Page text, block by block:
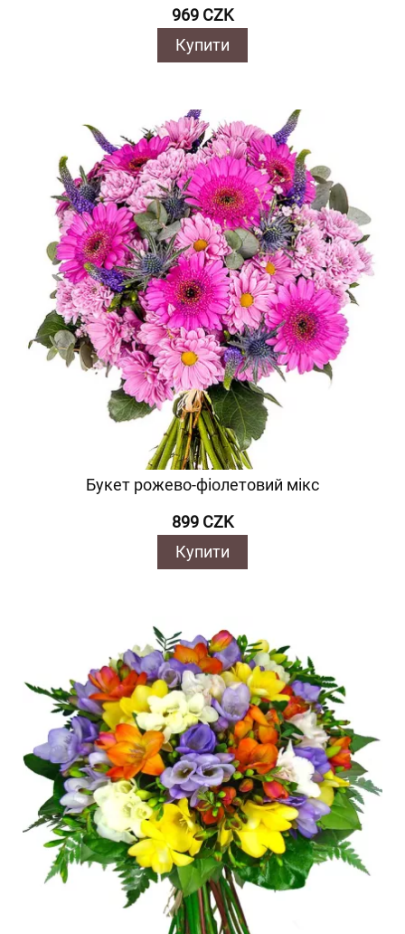
969 CZK
Купити
Букет рожево-фіолетовий мікс
899 CZK
Купити